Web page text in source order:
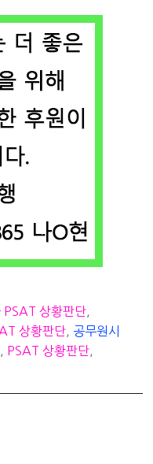
PSAT 상황판단,
상황판단
공무원시
PSAT 상황판단